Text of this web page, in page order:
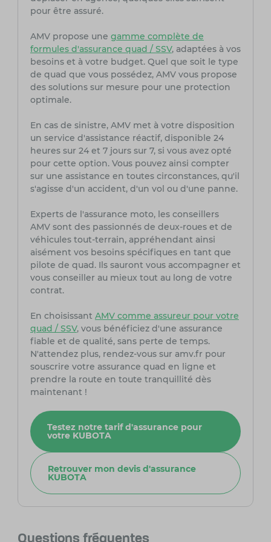
pour être assuré.
AMV propose une gamme complète de
formules d'assurance quad / SSV, adaptées à vos
besoins et à votre budget. Quel que soit le type
de quad que vous possédez, AMV vous propose
des solutions sur mesure pour une protection
optimale.
En cas de sinistre, AMV met à votre disposition
un service d'assistance réactif, disponible 24
heures sur 24 et 7 jours sur 7, si vous avez opté
pour cette option. Vous pouvez ainsi compter
sur une assistance en toutes circonstances, qu'il
s'agisse d'un accident, d'un vol ou d'une panne.
Experts de l'assurance moto, les conseillers
AMV sont des passionnés de deux-roues et de
véhicules tout-terrain, appréhendant ainsi
aisément vos besoins spécifiques en tant que
pilote de quad. Ils sauront vous accompagner et
vous conseiller au mieux tout au long de votre
contrat.
En choisissant AMV comme assureur pour votre
quad / SSV, vous bénéficiez d'une assurance
fiable et de qualité, sans perte de temps.
N'attendez plus, rendez-vous sur amv.fr pour
souscrire votre assurance quad en ligne et
prendre la route en toute tranquillité dès
maintenant !
Testez notre tarif d'assurance pour
votre KUBOTA
Retrouver mon devis d'assurance
KUBOTA